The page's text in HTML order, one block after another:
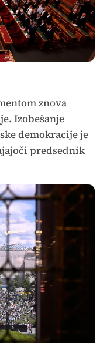
znova
Izobešanje
demokracije je
predsednik